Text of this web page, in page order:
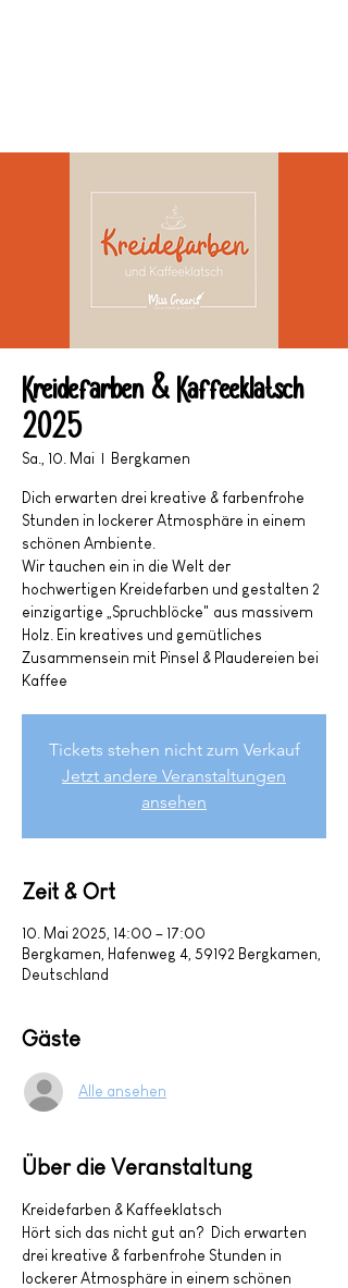
Kreidefarben & Kaffeeklatsch
2025
Sa., 10. Mai
  |
Bergkamen
Dich erwarten drei kreative & farbenfrohe
Stunden in lockerer Atmosphäre in einem
schönen Ambiente.
Wir tauchen ein in die Welt der
hochwertigen Kreidefarben und gestalten 2
einzigartige „Spruchblöcke" aus massivem
Holz. Ein kreatives und gemütliches
Zusammensein mit Pinsel & Plaudereien bei
Kaffee
Tickets stehen nicht zum Verkauf
Jetzt andere Veranstaltungen
ansehen
Zeit & Ort
10. Mai 2025, 14:00 – 17:00
Bergkamen, Hafenweg 4, 59192 Bergkamen,
Deutschland
Gäste
Alle ansehen
Über die Veranstaltung
Kreidefarben & Kaffeeklatsch
Hört sich das nicht gut an?  Dich erwarten
drei kreative & farbenfrohe Stunden in
lockerer Atmosphäre in einem schönen